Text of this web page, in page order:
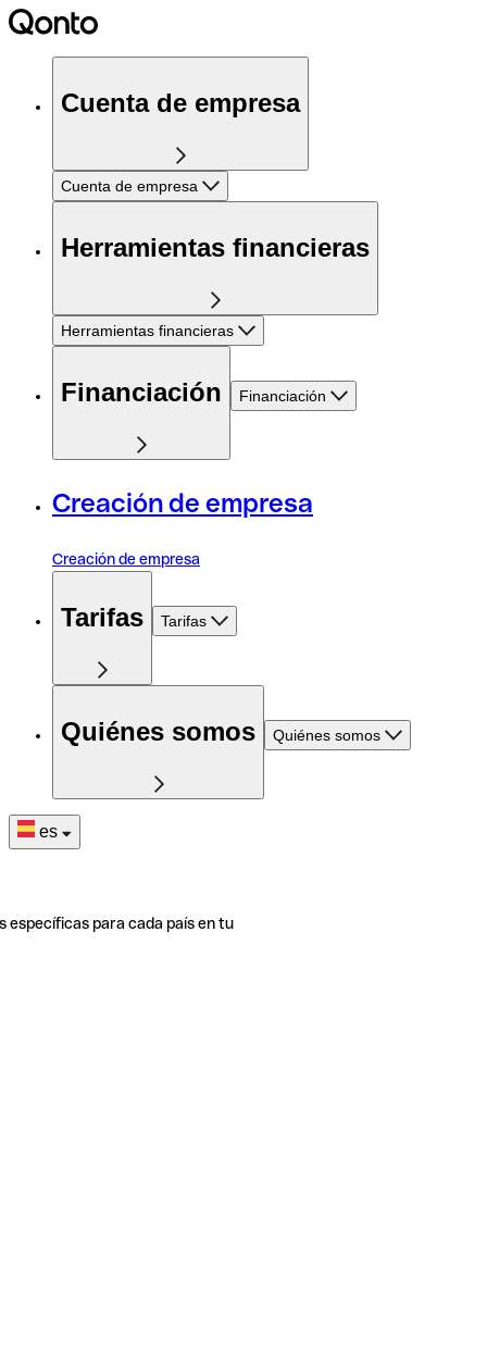
Cuenta de empresa
Cuenta de empresa
Herramientas financieras
Herramientas financieras
Financiación Financiación
Creación de empresa
Creación de empresa
Tarifas Tarifas
Quiénes somos Quiénes somos
es
específicas para cada país en tu